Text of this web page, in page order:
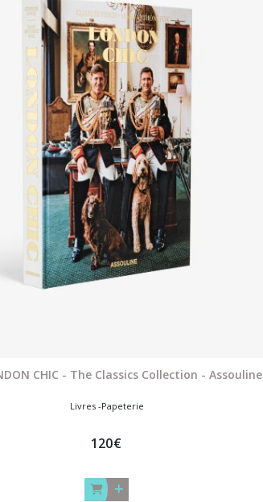
CHIC - The Classics Collection - Assouline
Livres -Papeterie
120€